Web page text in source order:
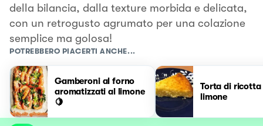
della bilancia, dalla texture morbida e delicata,
con un retrogusto agrumato per una colazione
semplice ma golosa!
POTREBBERO PIACERTI ANCHE...
Gamberoni al forno
aromatizzati al limone
🍋
Torta di ricotta
limone